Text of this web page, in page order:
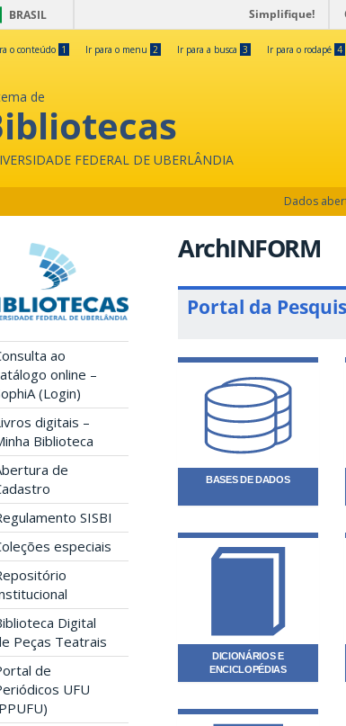
BRASIL Simplifique!
o conteúdo 1 Ir para o menu 2 Ir para a busca 3 Ir para o rodapé 4
de
FEDERAL DE UBERLÂNDIA
Dados
ao
online –
(Login)
digitais –
Biblioteca
de
SISBI
especiais
Digital
Peças Teatrais
de
UFU
ArchINFORM
Portal da
BASES DE DADOS
DICIONÁRIOS E
ENCICLOPÉDIAS